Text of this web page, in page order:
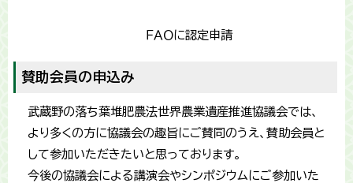
ＦＡＯに認定申請
賛助会員の申込み
武蔵野の落ち葉堆肥農法世界農業遺産推進協議会では、
より多くの方に協議会の趣旨にご賛同のうえ、賛助会員と
して参加いただきたいと思っております。
今後の協議会による講演会やシンポジウムにご参加いた